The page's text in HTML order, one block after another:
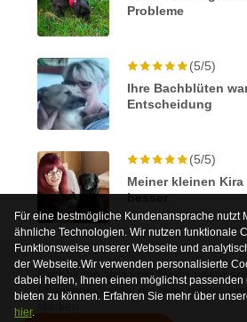
Probleme
(5/5)
Ihre Bachblüten
Entscheidung
(5/5)
Meiner kleinen
besser
Für eine bestmögliche Kundenansprache nutzt
ähnliche Technologien. Wir nutzen funktionale
Funktionsweise unserer Webseite und
der Webseite.Wir verwenden personalisierte
dabei helfen, Ihnen einen möglichst
bieten zu können. Erfahren Sie mehr über
hier.
Bachblüten sind kein Medikament
Pflanzenextrakte, die man nimmt,